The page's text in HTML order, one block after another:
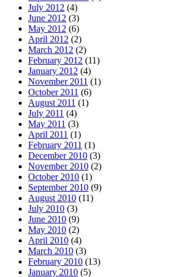
July 2012 (4)
June 2012 (3)
May 2012 (6)
April 2012 (2)
March 2012 (2)
February 2012 (11)
January 2012 (4)
November 2011 (1)
October 2011 (6)
August 2011 (1)
July 2011 (4)
May 2011 (3)
April 2011 (1)
February 2011 (1)
December 2010 (3)
November 2010 (2)
October 2010 (1)
September 2010 (9)
August 2010 (11)
July 2010 (3)
June 2010 (9)
May 2010 (2)
April 2010 (4)
March 2010 (3)
February 2010 (13)
January 2010 (5)